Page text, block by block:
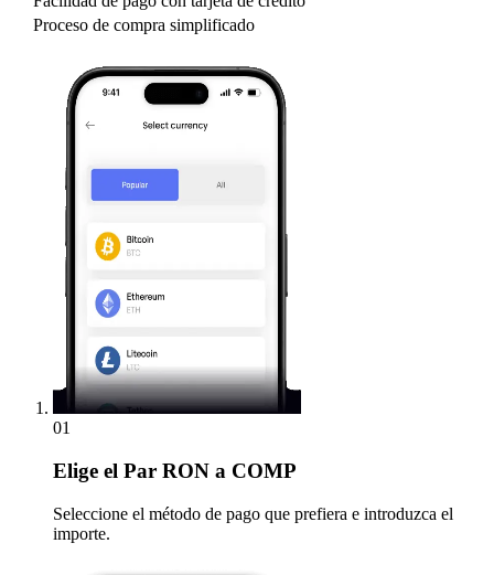
Proceso de compra simplificado
01
Elige el Par RON a COMP
Seleccione el método de pago que prefiera e introduzca el
importe.